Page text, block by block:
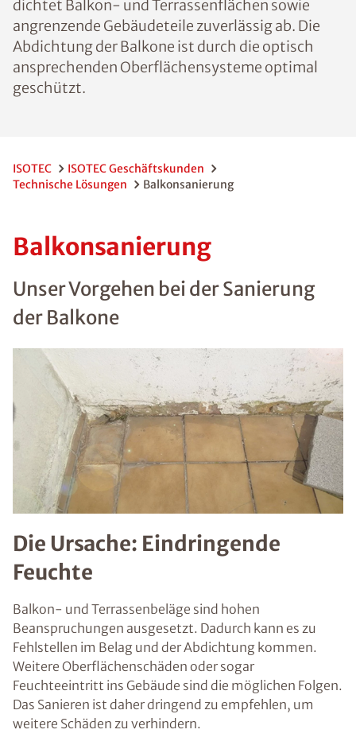
dichtet Balkon- und Terrassenflächen sowie
angrenzende Gebäudeteile zuverlässig ab. Die
Abdichtung der Balkone ist durch die optisch
ansprechenden Oberflächensysteme optimal
geschützt.
ISOTEC
ISOTEC Geschäftskunden
Technische Lösungen
Balkonsanierung
Balkonsanierung
Unser Vorgehen bei der Sanierung
der Balkone
Die Ursache: Eindringende
Feuchte
Balkon- und Terrassenbeläge sind hohen
Beanspruchungen ausgesetzt. Dadurch kann es zu
Fehlstellen im Belag und der Abdichtung kommen.
Weitere Oberflächenschäden oder sogar
Feuchteeintritt ins Gebäude sind die möglichen Folgen.
Das Sanieren ist daher dringend zu empfehlen, um
weitere Schäden zu verhindern.